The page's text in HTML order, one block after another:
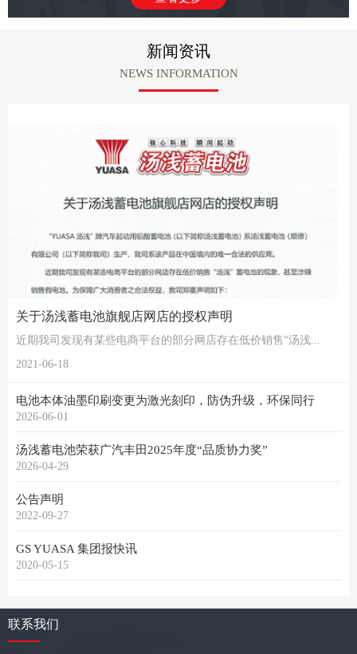
新闻资讯
NEWS INFORMATION
关于汤浅蓄电池旗舰店网店的授权声明
近期我司发现有某些电商平台的部分网店存在低价销售“汤浅...
2021-06-18
电池本体油墨印刷变更为激光刻印，防伪升级，环保同行
2026-06-01
汤浅蓄电池荣获广汽丰田2025年度“品质协力奖”
2026-04-29
公告声明
2022-09-27
GS YUASA 集团报快讯
2020-05-15
联系我们